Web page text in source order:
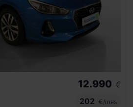
12.990 €
202
€/mes